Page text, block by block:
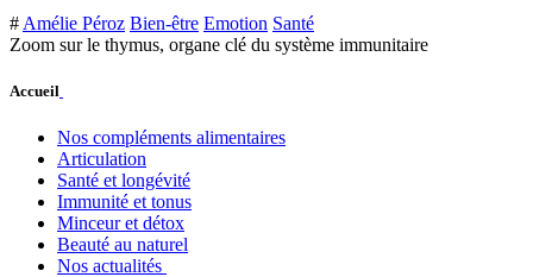
# Amélie Péroz Bien-être Emotion Santé
Zoom sur le thymus, organe clé du système immunitaire
Accueil
Nos compléments alimentaires
Articulation
Santé et longévité
Immunité et tonus
Minceur et détox
Beauté au naturel
Nos actualités